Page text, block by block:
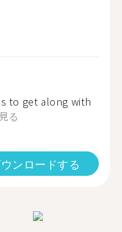
to get along with
る
ンロードする